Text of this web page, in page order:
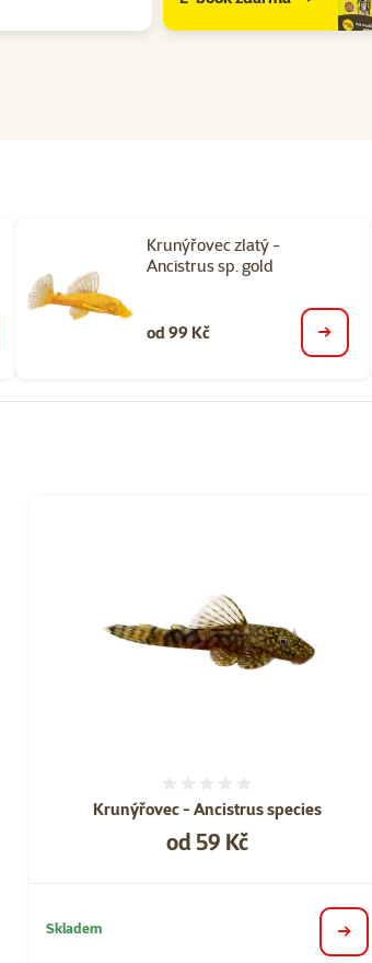
Krunýřovec zlatý -
Ancistrus sp. gold
od 99 Kč detail
Krunýřovec - Ancistrus species
Cena
od 59 Kč
Skladem